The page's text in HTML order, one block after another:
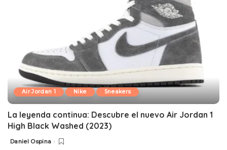
Air Jordan 1 Nike Sneakers
La leyenda continua: Descubre el nuevo Air Jordan 1
High Black Washed (2023)
Posted
Daniel Ospina